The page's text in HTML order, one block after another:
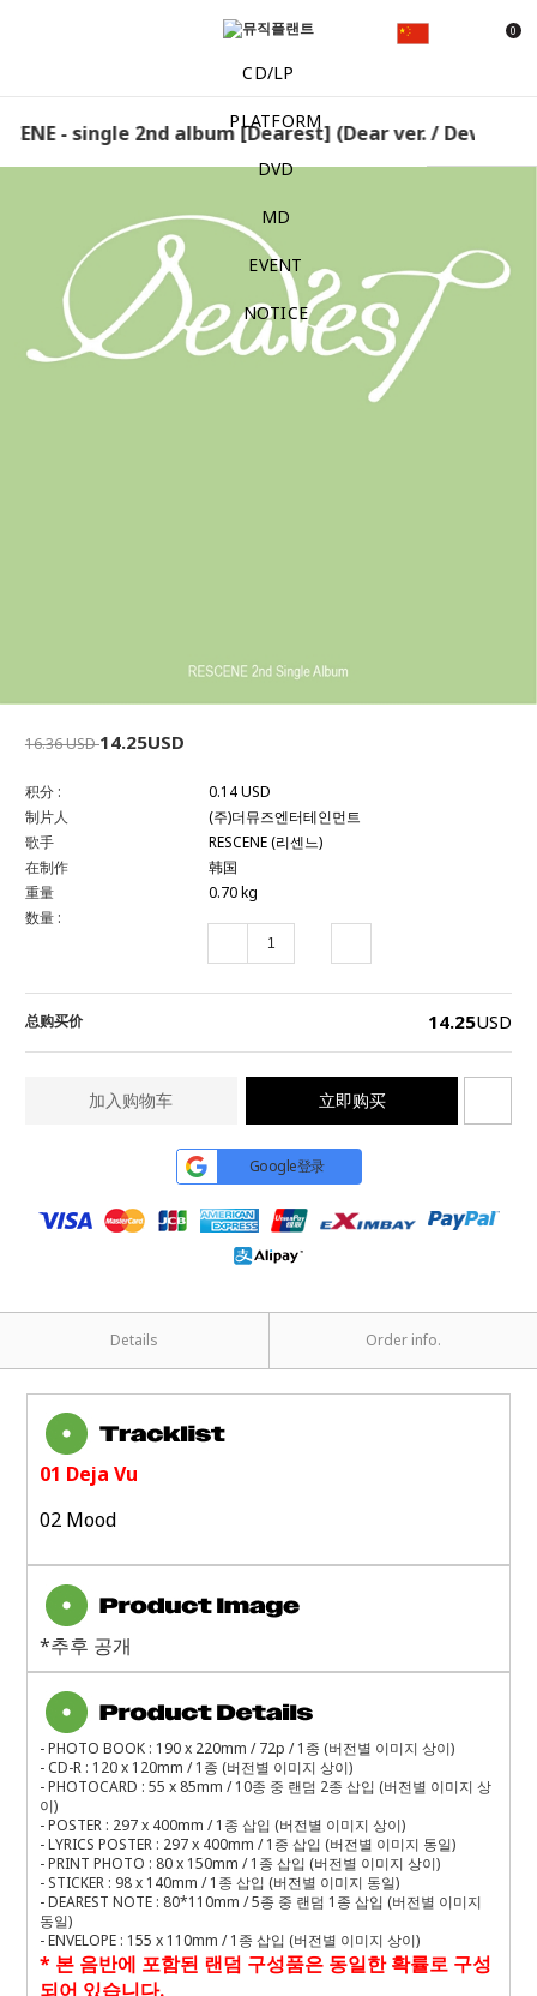
0
CD/LP
PLATFORM
DVD
MD
EVENT
NOTICE
- single 2nd album [Dearest] (Dear ver. / Dewy
16.36 USD14.25USD
积分 :
0.14 USD
制片人
(주)더뮤즈엔터테인먼트
歌手
RESCENE (리센느)
在制作
韩国
重量
0.70 kg
数量 :
总购买价 14.25USD
加入购物车 立即购买
Google登录
Details Order info.
01 Deja Vu
02 Mood
*추후 공개
- PHOTO BOOK : 190 x 220mm / 72p / 1 종 (버전별 이미지 상이)
- CD-R : 120 x 120mm / 1 종 (버전별 이미지 상이)
- PHOTOCARD : 55 x 85mm / 10종 중 랜덤 2종 삽입 (버전별 이미지 상
이)
- POSTER : 297 x 400mm / 1 종 삽입 (버전별 이미지 상이)
- LYRICS POSTER : 297 x 400mm / 1 종 삽입 (버전별 이미지 동일)
- PRINT PHOTO : 80 x 150mm / 1 종 삽입 (버전별 이미지 상이)
- STICKER : 98 x 140mm / 1 종 삽입 (버전별 이미지 동일)
- DEAREST NOTE : 80*110mm / 5종 중 랜덤 1 종 삽입 (버전별 이미지
동일)
- ENVELOPE : 155 x 110mm / 1 종 삽입 (버전별 이미지 상이)
* 본 음반에 포함된 랜덤 구성품은 동일한 확률로 구성
되어 있습니다.